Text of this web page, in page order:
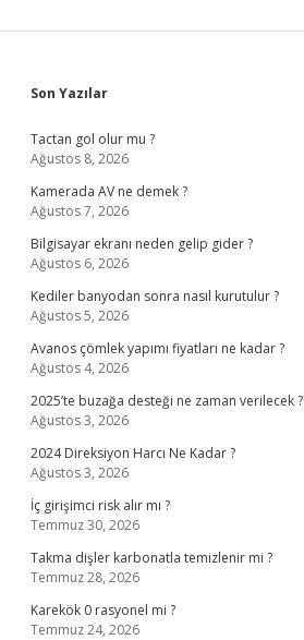
Sidebar
Son Yazılar
Tactan gol olur mu ?
Ağustos 8, 2026
Kamerada AV ne demek ?
Ağustos 7, 2026
Bilgisayar ekranı neden gelip gider ?
Ağustos 6, 2026
Kediler banyodan sonra nasıl kurutulur ?
Ağustos 5, 2026
Avanos çömlek yapımı fiyatları ne kadar ?
Ağustos 4, 2026
2025’te buzağa desteği ne zaman verilecek ?
Ağustos 3, 2026
2024 Direksiyon Harcı Ne Kadar ?
Ağustos 3, 2026
İç girişimci risk alır mı ?
Temmuz 30, 2026
Takma dişler karbonatla temizlenir mi ?
Temmuz 28, 2026
Karekök 0 rasyonel mi ?
Temmuz 24, 2026